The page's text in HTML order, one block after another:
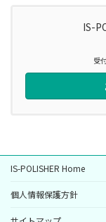
IS-
受
IS-POLISHER Home
個人情報保護方針